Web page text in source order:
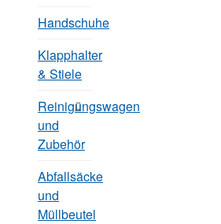
Handschuhe
Klapphalter
& Stiele
Reinigungswagen
und
Zubehör
Abfallsäcke
und
Müllbeutel